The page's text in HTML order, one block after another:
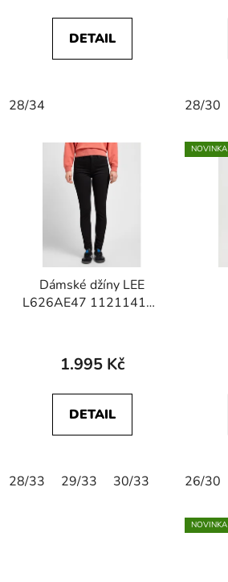
DETAIL
28/34 28/30
Dámské džíny LEE
L626AE47 112114135
1.995 Kč
DETAIL
28/33 29/33 30/33
NOVINKA
26/30
NOVINKA